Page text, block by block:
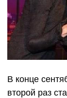
В конце
второй раз